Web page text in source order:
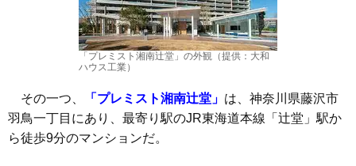
「プレミスト湘南辻堂」の外観（提供：大和
ハウス工業）
その一つ、 「プレミスト湘南辻堂」 は、神奈川県藤沢市
羽鳥一丁目にあり、最寄り駅のJR東海道本線「辻堂」駅か
ら徒歩9分のマンションだ。